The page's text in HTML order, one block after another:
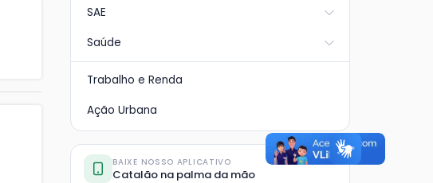
SAE
Saúde
Trabalho e Renda
Ação Urbana
BAIXE NOSSO APLICATIVO
Catalão na palma da mão